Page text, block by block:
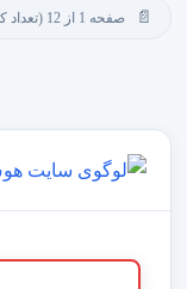
صفحه 1 از 12 (تعداد کل صفحات: 12)